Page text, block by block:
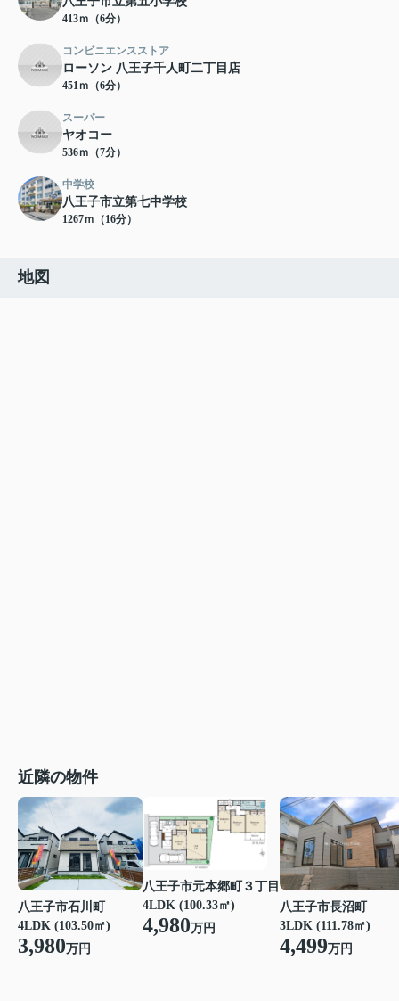
413ｍ（6分）
コンビニエンスストア
ローソン 八王子千人町二丁目店
451ｍ（6分）
スーパー
ヤオコー
536ｍ（7分）
中学校
八王子市立第七中学校
1267ｍ（16分）
地図
近隣の物件
八王子市石川町
4LDK (103.50㎡)
3,980万円
八王子市元本郷町３丁目
4LDK (100.33㎡)
4,980万円
八王子市長沼町
3LDK (111.78㎡)
4,499万円